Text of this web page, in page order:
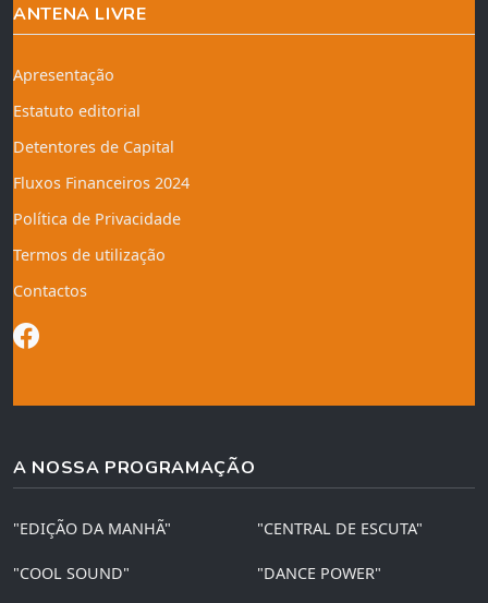
ANTENA LIVRE
Apresentação
Estatuto editorial
Detentores de Capital
Fluxos Financeiros 2024
Política de Privacidade
Termos de utilização
Contactos
A NOSSA PROGRAMAÇÃO
"EDIÇÃO DA MANHÃ" "CENTRAL DE ESCUTA"
"COOL SOUND" "DANCE POWER"